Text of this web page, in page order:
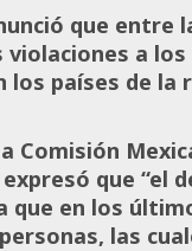
que entre
a los
países de la
Comisión
que “el
que en los
las